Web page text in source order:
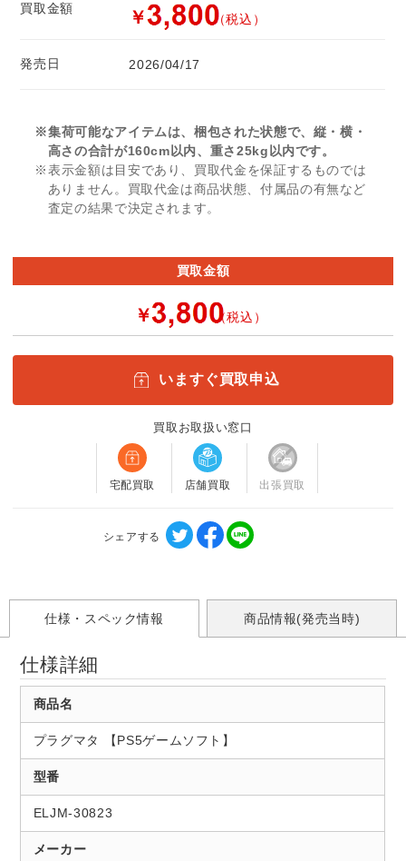
買取金額 ￥ （税込）
発売日 2026/04/17
※集荷可能なアイテムは、梱包された状態で、縦・横・
高さの合計が160cm以内、重さ25kg以内です。
※表示金額は目安であり、買取代金を保証するものでは
ありません。買取代金は商品状態、付属品の有無など
査定の結果で決定されます。
買取金額
￥ （税込）
いますぐ買取申込
買取お取扱い窓口
宅配買取 店舗買取 出張買取
シェアする
仕様・スペック情報 商品情報(発売当時)
仕様詳細
商品名
プラグマタ 【PS5ゲームソフト】
型番
ELJM-30823
メーカー